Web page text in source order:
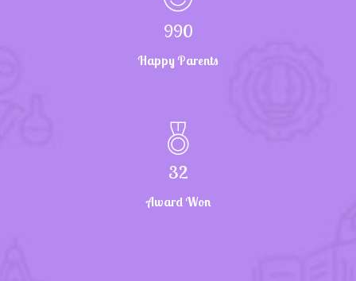
990
Happy Parents
32
Award Won